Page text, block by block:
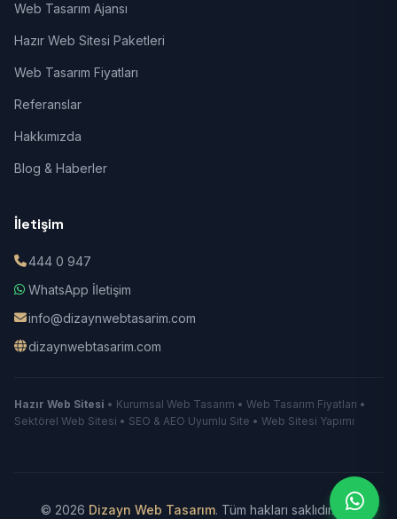
Web Tasarım Ajansı
Hazır Web Sitesi Paketleri
Web Tasarım Fiyatları
Referanslar
Hakkımızda
Blog & Haberler
İletişim
444 0 947
WhatsApp İletişim
info@dizaynwebtasarim.com
dizaynwebtasarim.com
Hazır Web Sitesi • Kurumsal Web Tasarım • Web Tasarım Fiyatları •
Sektörel Web Sitesi • SEO & AEO Uyumlu Site • Web Sitesi Yapımı
© 2026 Dizayn Web Tasarım. Tüm hakları saklıdır. |